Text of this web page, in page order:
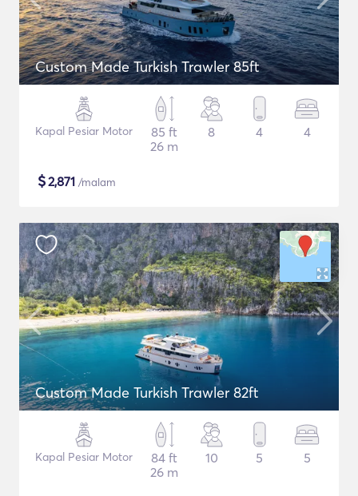
Custom Made Turkish Trawler 85ft
Kapal Pesiar Motor
85 ft
26 m
8 4 4
$2,871 /malam
Custom Made Turkish Trawler 82ft
Kapal Pesiar Motor
84 ft
26 m
10 5 5